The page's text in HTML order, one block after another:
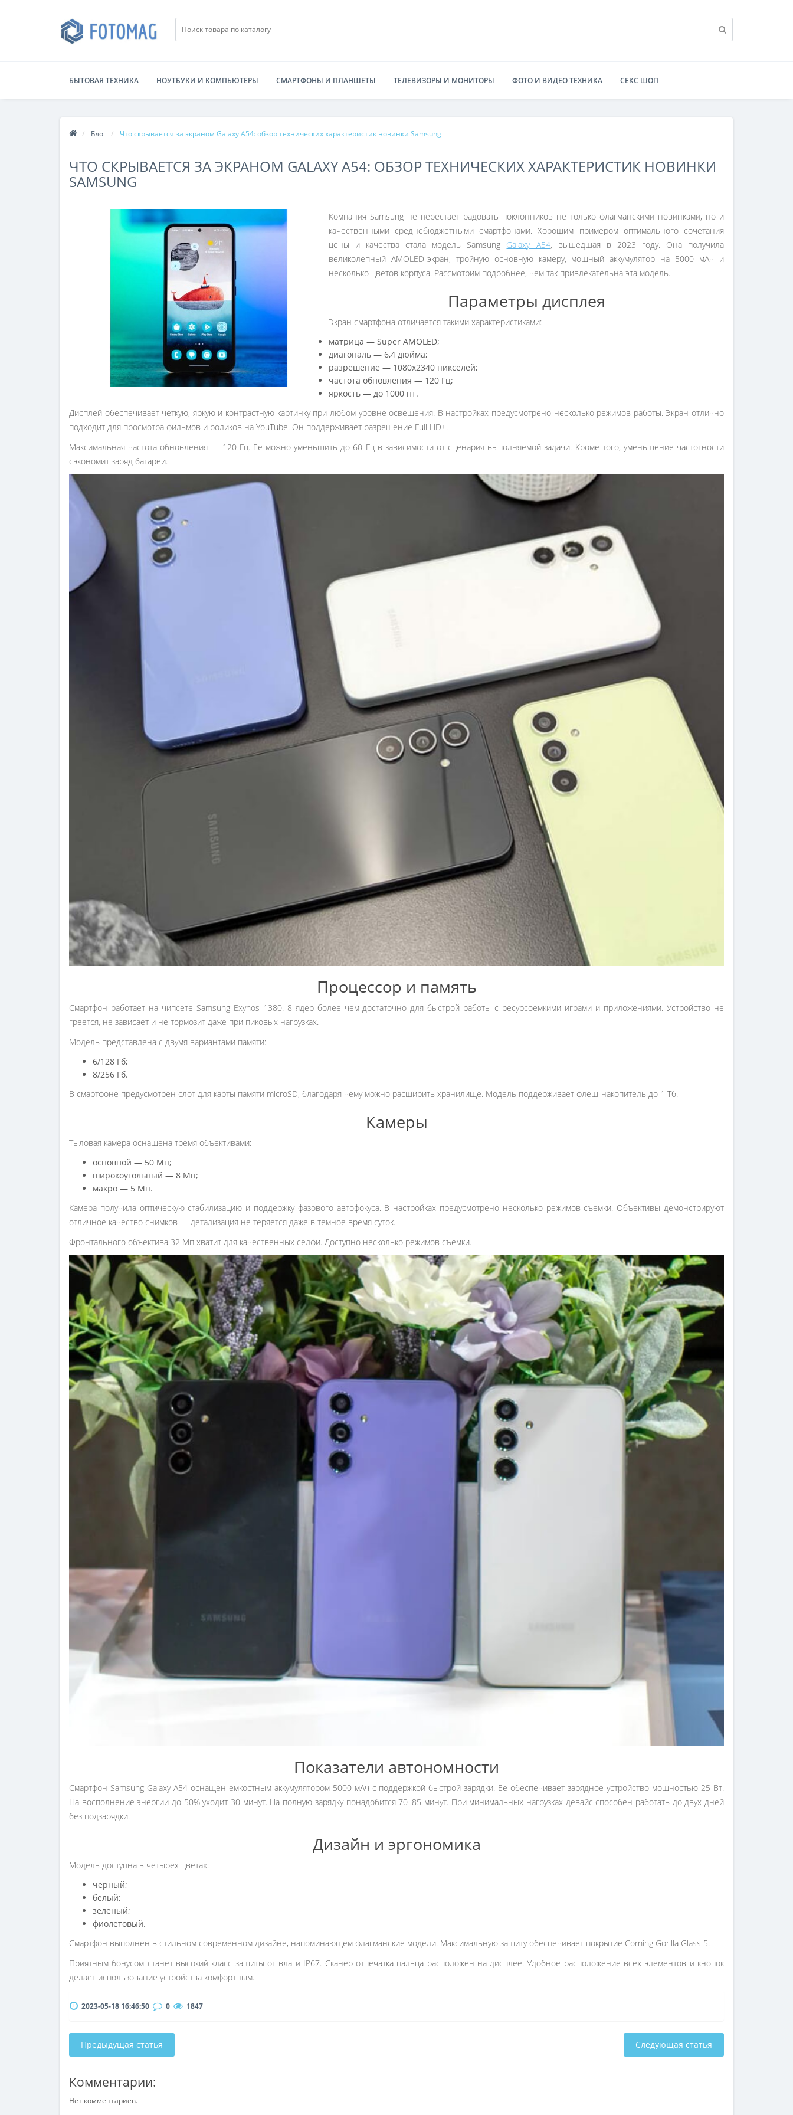
БЫТОВАЯ ТЕХНИКА НОУТБУКИ И КОМПЬЮТЕРЫ СМАРТФОНЫ И ПЛАНШЕТЫ ТЕЛЕВИЗОРЫ И МОНИТОРЫ ФОТО И ВИДЕО ТЕХНИКА СЕКС ШОП
Блог Что скрывается за экраном Galaxy A54: обзор технических характеристик новинки Samsung
ЧТО СКРЫВАЕТСЯ ЗА ЭКРАНОМ GALAXY A54: ОБЗОР ТЕХНИЧЕСКИХ ХАРАКТЕРИСТИК НОВИНКИ
SAMSUNG
Компания Samsung не перестает радовать поклонников не только флагманскими новинками, но и
качественными среднебюджетными смартфонами. Хорошим примером оптимального сочетания
цены и качества стала модель Samsung Galaxy A54, вышедшая в 2023 году. Она получила
великолепный AMOLED-экран, тройную основную камеру, мощный аккумулятор на 5000 мАч и
несколько цветов корпуса. Рассмотрим подробнее, чем так привлекательна эта модель.
Параметры дисплея
Экран смартфона отличается такими характеристиками:
матрица — Super AMOLED;
диагональ — 6,4 дюйма;
разрешение — 1080х2340 пикселей;
частота обновления — 120 Гц;
яркость — до 1000 нт.
Дисплей обеспечивает четкую, яркую и контрастную картинку при любом уровне освещения. В настройках предусмотрено несколько режимов работы. Экран отлично
подходит для просмотра фильмов и роликов на YouTube. Он поддерживает разрешение Full HD+.
Максимальная частота обновления — 120 Гц. Ее можно уменьшить до 60 Гц в зависимости от сценария выполняемой задачи. Кроме того, уменьшение частотности
сэкономит заряд батареи.
Процессор и память
Смартфон работает на чипсете Samsung Exynos 1380. 8 ядер более чем достаточно для быстрой работы с ресурсоемкими играми и приложениями. Устройство не
греется, не зависает и не тормозит даже при пиковых нагрузках.
Модель представлена с двумя вариантами памяти:
6/128 Гб;
8/256 Гб.
В смартфоне предусмотрен слот для карты памяти microSD, благодаря чему можно расширить хранилище. Модель поддерживает флеш-накопитель до 1 Тб.
Камеры
Тыловая камера оснащена тремя объективами:
основной — 50 Мп;
широкоугольный — 8 Мп;
макро — 5 Мп.
Камера получила оптическую стабилизацию и поддержку фазового автофокуса. В настройках предусмотрено несколько режимов съемки. Объективы демонстрируют
отличное качество снимков — детализация не теряется даже в темное время суток.
Фронтального объектива 32 Мп хватит для качественных селфи. Доступно несколько режимов съемки.
Показатели автономности
Смартфон Samsung Galaxy A54 оснащен емкостным аккумулятором 5000 мАч с поддержкой быстрой зарядки. Ее обеспечивает зарядное устройство мощностью 25 Вт.
На восполнение энергии до 50% уходит 30 минут. На полную зарядку понадобится 70–85 минут. При минимальных нагрузках девайс способен работать до двух дней
без подзарядки.
Дизайн и эргономика
Модель доступна в четырех цветах:
черный;
белый;
зеленый;
фиолетовый.
Смартфон выполнен в стильном современном дизайне, напоминающем флагманские модели. Максимальную защиту обеспечивает покрытие Corning Gorilla Glass 5.
Приятным бонусом станет высокий класс защиты от влаги IP67. Сканер отпечатка пальца расположен на дисплее. Удобное расположение всех элементов и кнопок
делает использование устройства комфортным.
2023-05-18 16:46:50 0 1847
Предыдущая статья Следующая статья
Комментарии:
Нет комментариев.